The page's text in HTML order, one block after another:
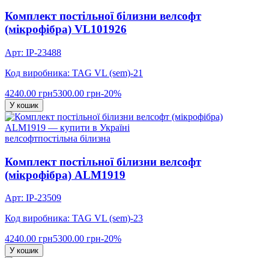
Комплект постільної білизни велсофт
(мікрофібра) VL101926
Арт: IP-23488
Код виробника: TAG VL (sem)-21
4240.00 грн5300.00 грн-20%
У кошик
велсофтпостільна білизна
Комплект постільної білизни велсофт
(мікрофібра) ALM1919
Арт: IP-23509
Код виробника: TAG VL (sem)-23
4240.00 грн5300.00 грн-20%
У кошик